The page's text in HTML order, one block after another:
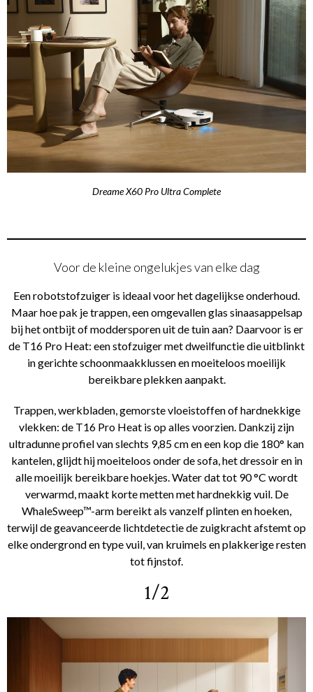
Dreame X60 Pro Ultra Complete
Voor de kleine ongelukjes van elke dag
Een robotstofzuiger is ideaal voor het dagelijkse onderhoud.
Maar hoe pak je trappen, een omgevallen glas sinaasappelsap
bij het ontbijt of moddersporen uit de tuin aan? Daarvoor is er
de T16 Pro Heat: een stofzuiger met dweilfunctie die uitblinkt
in gerichte schoonmaakklussen en moeiteloos moeilijk
bereikbare plekken aanpakt.
Trappen, werkbladen, gemorste vloeistoffen of hardnekkige
vlekken: de T16 Pro Heat is op alles voorzien. Dankzij zijn
ultradunne profiel van slechts 9,85 cm en een kop die 180° kan
kantelen, glijdt hij moeiteloos onder de sofa, het dressoir en in
alle moeilijk bereikbare hoekjes. Water dat tot 90 °C wordt
verwarmd, maakt korte metten met hardnekkig vuil. De
WhaleSweep™-arm bereikt als vanzelf plinten en hoeken,
terwijl de geavanceerde lichtdetectie de zuigkracht afstemt op
elke ondergrond en type vuil, van kruimels en plakkerige resten
tot fijnstof.
1/2